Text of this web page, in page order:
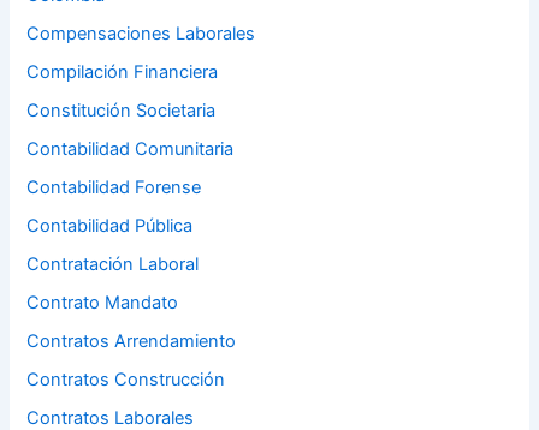
Compensaciones Laborales
Compilación Financiera
Constitución Societaria
Contabilidad Comunitaria
Contabilidad Forense
Contabilidad Pública
Contratación Laboral
Contrato Mandato
Contratos Arrendamiento
Contratos Construcción
Contratos Laborales